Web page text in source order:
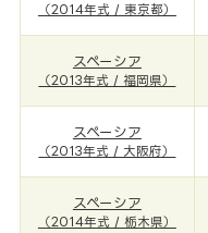
（2014年式 / 東京都）
スペーシア
（2013年式 / 福岡県）
スペーシア
（2013年式 / 大阪府）
スペーシア
（2014年式 / 栃木県）